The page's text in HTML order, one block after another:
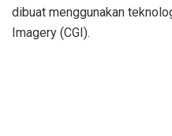
dibuat menggunakan
Imagery (CGI).